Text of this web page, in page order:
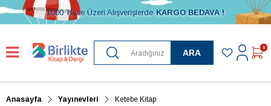
1000 TL ve Üzeri Alışverişlerde KARGO BEDAVA !
ARA
0
Anasayfa Yayınevleri Ketebe Kitap